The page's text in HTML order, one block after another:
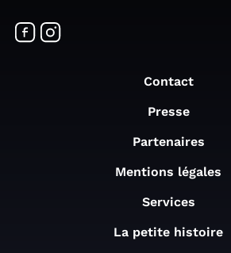
Contact
Presse
Partenaires
Mentions légales
Services
La petite histoire